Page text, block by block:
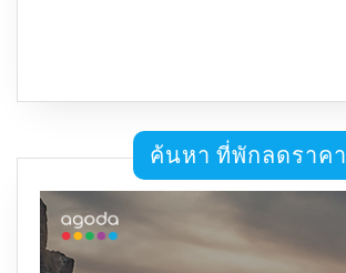
ค้นหา ที่พักลดราคา